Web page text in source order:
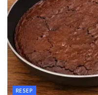
RESEP